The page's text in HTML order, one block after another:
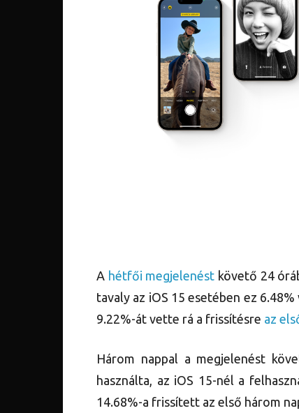
A hétfői megjelenést követő 24
tavaly az iOS 15 esetében ez
9.22%-át vette rá a frissítésre az
Három nappal a megjelenést
használta, az iOS 15-nél a
14.68%-a frissített az első három